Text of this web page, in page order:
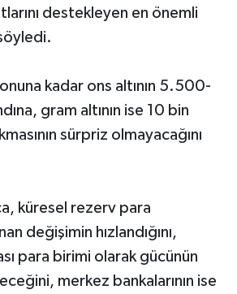
destekleyen en önemli
kadar ons altının 5.500-
gram altının ise 10 bin
sürpriz olmayacağını
küresel rezerv para
değişimin hızlandığını,
para birimi olarak gücünün
merkez bankalarının ise